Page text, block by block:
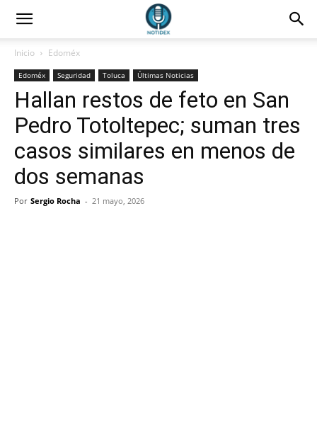
Inicio Edoméx
Edoméx Seguridad Toluca Últimas Noticias
Hallan restos de feto en San
Pedro Totoltepec; suman tres
casos similares en menos de
dos semanas
Por Sergio Rocha - 21 mayo, 2026